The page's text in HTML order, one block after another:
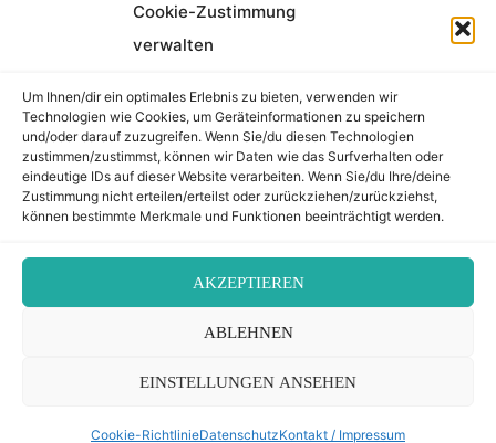
Cookie-Zustimmung
verwalten
Um Ihnen/dir ein optimales Erlebnis zu bieten, verwenden wir
Technologien wie Cookies, um Geräteinformationen zu speichern
und/oder darauf zuzugreifen. Wenn Sie/du diesen Technologien
zustimmen/zustimmst, können wir Daten wie das Surfverhalten oder
eindeutige IDs auf dieser Website verarbeiten. Wenn Sie/du Ihre/deine
Zustimmung nicht erteilen/erteilst oder zurückziehen/zurückziehst,
können bestimmte Merkmale und Funktionen beeinträchtigt werden.
AKZEPTIEREN
ABLEHNEN
EINSTELLUNGEN ANSEHEN
Cookie-RichtlinieDatenschutzKontakt / Impressum
©2026 Der Transkribierer
Kontakt / Impressum
Cookie-Richtlinie (EU)
Back
to